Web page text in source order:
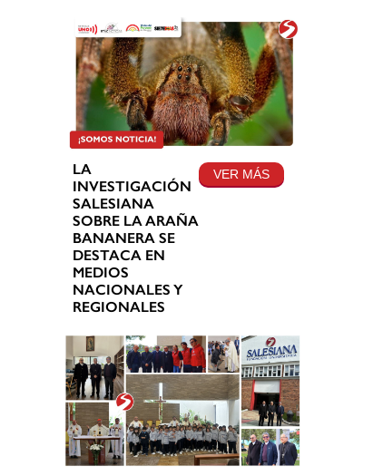
LA
INVESTIGACIÓN
SALESIANA
SOBRE LA ARAÑA
BANANERA SE
DESTACA EN
MEDIOS
NACIONALES Y
REGIONALES
VER MÁS